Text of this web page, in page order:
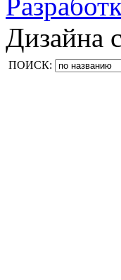
Дизайна
ПОИСК: